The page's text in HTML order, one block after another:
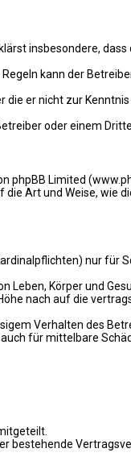
insbesondere,
kann der
er nicht zur
oder einem
phpBB Limited
Art und Weise, wie
nur für
Leben, Körper und
nach auf die
Verhalten des
für mittelbare
bestehende